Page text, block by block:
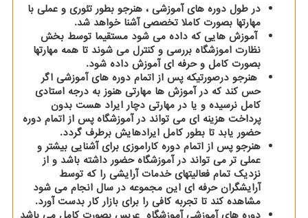
در طول دوره های آموزشی ، هنرجو بطور تئوری و عملی با
مهارتها بصورت کاملا تخصصی آشنا خواهد شد.
آموزش هایی که داده می شود مستقیما توسط بخش
نظارت اموزشگاه بررسی و کنترل می شوند تا همه مهارتها
بصورت کامل و حرفه ای آموزش داده شود.
هنرجو درصورتیکه پس از اتمام دوره های آموزشی اگر
حس کند که در آموزش ها مهارتی هنوز به درجه استادی
کامل نرسیده و یا در مهارتی دچار ایراد هست بدون
پرداخت هزینه ای می تواند در آموزشگاه پس از اتمام دوره
حضور یابد تا بطور کامل ایرادهایش برطرف گردد.
هنرجو پس از اتمام دوره کاراموزی برای آشنایی بیشتر و
عملی تر می تواند در آموزشگاه حضور داشته باشد و از
نزدیک تمام فعالیتهای خدمات آرایشی را که توسط
آرایشگران حرفه ای این مجموعه در سال انجام می شود
مشاهده کند تا تجربه کافی را برای بازار کار بدست آورد.
دوره های آموزشی آموزشگاه عریس بصورت کامل می باشد